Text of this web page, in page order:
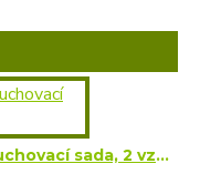
Oxypot Single Air Pump Kit, vzduchovací sada, 2 vzduchovací kameny